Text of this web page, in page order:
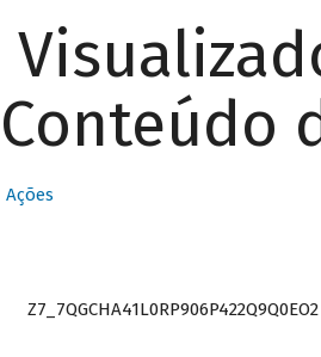
Conteúdo
Ações
Z7_7QGCHA41L0RP906P422Q9Q0EO2